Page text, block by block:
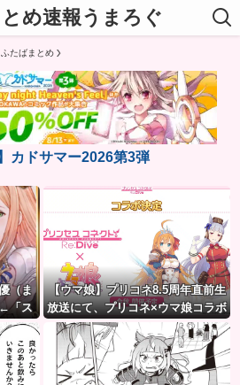
め速報うまろぐ
たばまとめ
カドサマー2026第3弾
（ま
「ス
レア
【ウマ娘】プリコネ8.5周年直前生
放送にて、プリコネ×ウマ娘コラボ
の開催について告知が！？今秋予
定で詳細については後日発表との
こと。※動画リンク有